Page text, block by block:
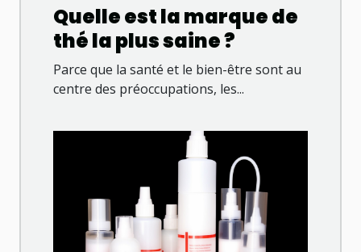
Quelle est la marque de
thé la plus saine ?
Parce que la santé et le bien-être sont au
centre des préoccupations, les...